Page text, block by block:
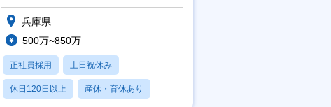
兵庫県
500万~850万
正社員採用 土日祝休み
休日120日以上 産休・育休あり